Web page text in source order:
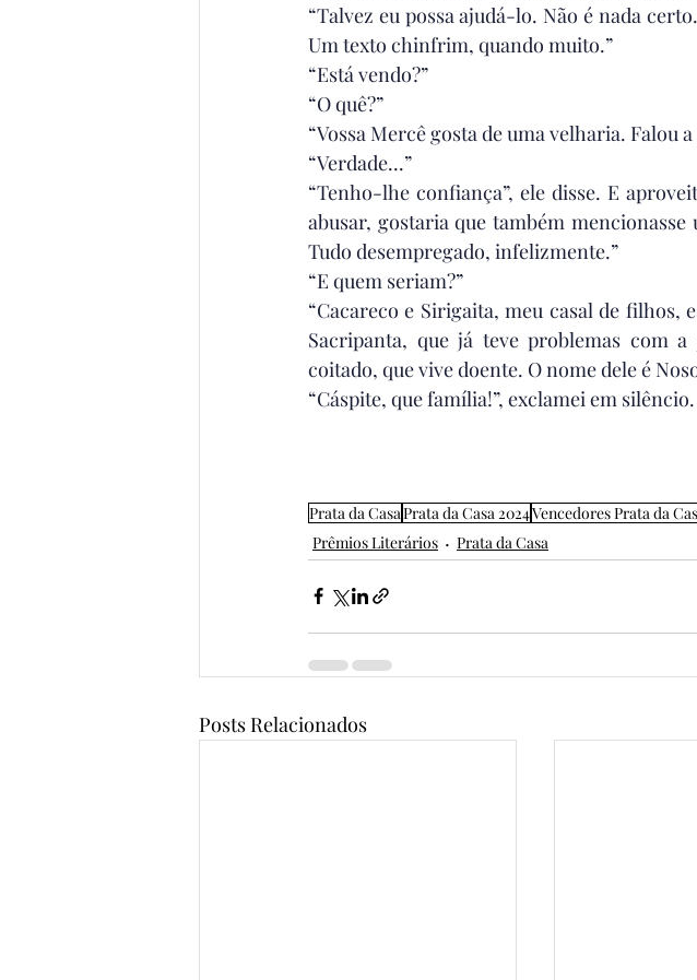
“Talvez eu possa ajudá-lo. Não é nada
Um texto chinfrim, quando muito.”
“Está vendo?”
“O quê?”
“Vossa Mercê gosta de uma velharia. Falou
“Verdade...”
“Tenho-lhe confiança”, ele disse. E
abusar, gostaria que também
Tudo desempregado, infelizmente.”
“E quem seriam?”
“Cacareco e Sirigaita, meu casal de filhos,
Sacripanta, que já teve problemas com
coitado, que vive doente. O nome dele é
“Cáspite, que família!”, exclamei em silêncio.
Prata da CasaPrata da Casa 2024Vencedores Prata da
Prêmios Literários
Prata da Casa
Posts Relacionados